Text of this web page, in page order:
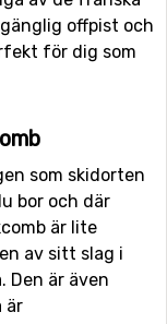
offpist och
för dig som
som skidorten
bor och där
är lite
av sitt slag i
Den är även
är